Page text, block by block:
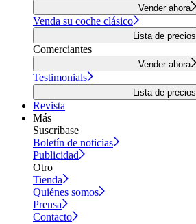
Vender ahora
Venda su coche clásico
Lista de precios
Comerciantes
Vender ahora
Testimonials
Lista de precios
Revista
Más
Suscríbase
Boletín de noticias
Publicidad
Otro
Tienda
Quiénes somos
Prensa
Contacto